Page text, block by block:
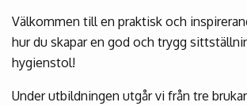
Välkommen till en praktisk och
hur du skapar en god och trygg
hygienstol!
Under utbildningen utgår vi från tre